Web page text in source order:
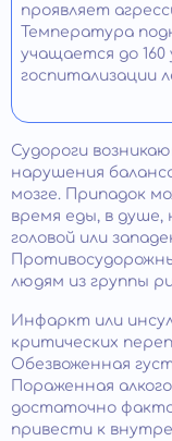
проявляет
Температура
учащается до
госпитализации
Судороги
нарушения
мозге. Припадок
время еды, в душе,
головой или
людям из группы
Инфаркт или
критических
Обезвоженная
Пораженная
достаточно
привести к